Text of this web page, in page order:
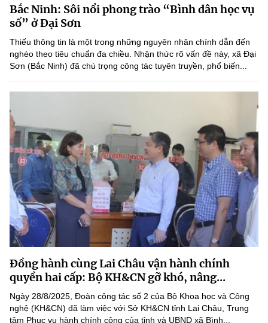
Bắc Ninh: Sôi nổi phong trào “Bình dân học vụ
số” ở Đại Sơn
Thiếu thông tin là một trong những nguyên nhân chính dẫn đến
nghèo theo tiêu chuẩn đa chiều. Nhận thức rõ vấn đề này, xã Đại
Sơn (Bắc Ninh) đã chú trọng công tác tuyên truyền, phổ biến...
Đồng hành cùng Lai Châu vận hành chính
quyền hai cấp: Bộ KH&CN gỡ khó, nâng...
Ngày 28/8/2025, Đoàn công tác số 2 của Bộ Khoa học và Công
nghệ (KH&CN) đã làm việc với Sở KH&CN tỉnh Lai Châu, Trung
tâm Phục vụ hành chính công của tỉnh và UBND xã Bình...